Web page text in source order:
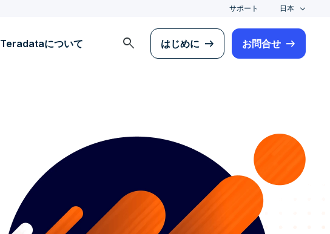
サポート 日本
Teradataについて search はじめに お問合せ